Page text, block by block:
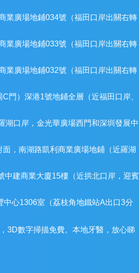
業廣場地鋪034號（福田口岸出關右轉
業廣場地鋪033號（福田口岸出關右轉
業廣場地鋪032號（福田口岸出關右轉
門）深港1號地鋪全層（近福田口岸、
湖口岸，金光華廣場西門和深圳發展中
，南湖路凱利商業廣場地鋪（近羅湖
中建商業大廈15樓（近拱北口岸，迎賓
心1306室（荔枝角地鐵站A出口3分
3D數字掃描免費。本地牙醫，放心睇